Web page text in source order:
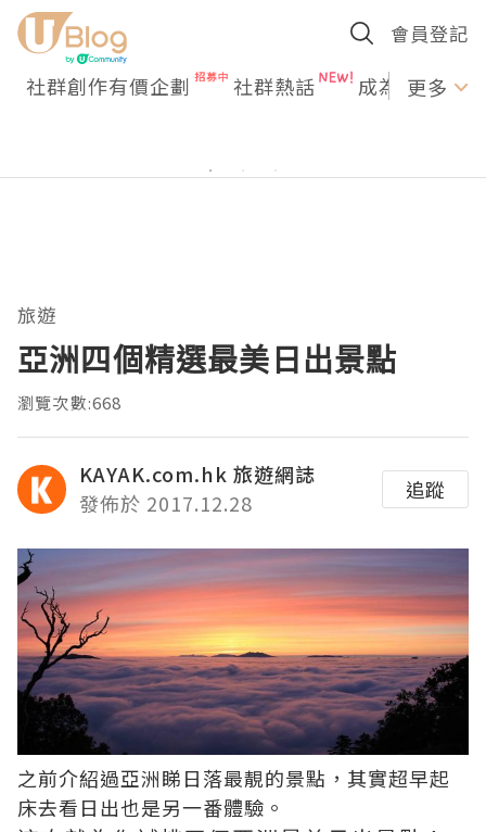
會員登記
社群創作有價企劃 社群熱話 成為U更多
旅遊
亞洲四個精選最美日出景點
瀏覽次數:668
KAYAK.com.hk 旅遊網誌
發佈於 2017.12.28
追蹤
之前介紹過亞洲睇日落最靚的景點 ，其實超早起
床去看日出也是另一番體驗。